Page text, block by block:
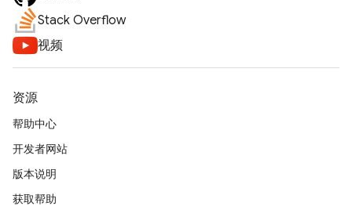
Stack Overflow
视频
资源
帮助中心
开发者网站
版本说明
获取帮助